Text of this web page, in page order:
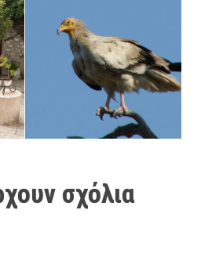
σχόλια